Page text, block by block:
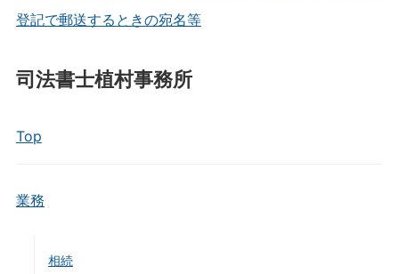
登記で郵送するときの宛名等
司法書士植村事務所
Top
業務
相続